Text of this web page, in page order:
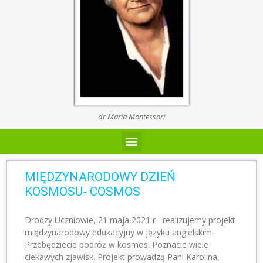
dr Maria Montessori
MIĘDZYNARODOWY DZIEŃ
KOSMOSU- COSMOS
Drodzy Uczniowie, 21 maja 2021 r realizujemy projekt
międzynarodowy edukacyjny w języku angielskim.
Przebędziecie podróż w kosmos. Poznacie wiele
ciekawych zjawisk. Projekt prowadzą Pani Karolina,